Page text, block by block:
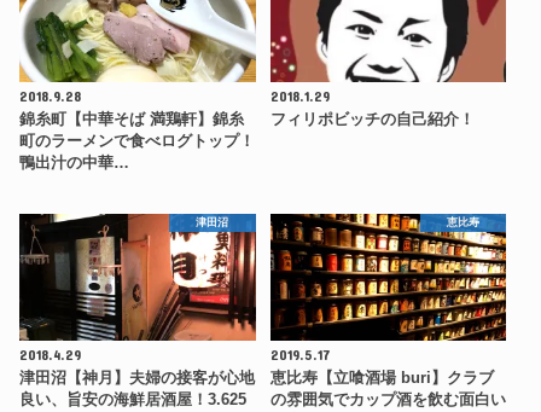
2018.9.28
錦糸町【中華そば 満鶏軒】錦糸
町のラーメンで食べログトップ！
鴨出汁の中華…
2018.1.29
フィリポビッチの自己紹介！
津田沼
2018.4.29
津田沼【神月】夫婦の接客が心地
良い、旨安の海鮮居酒屋！3.625
恵比寿
2019.5.17
恵比寿【立喰酒場 buri】クラブ
の雰囲気でカップ酒を飲む面白い